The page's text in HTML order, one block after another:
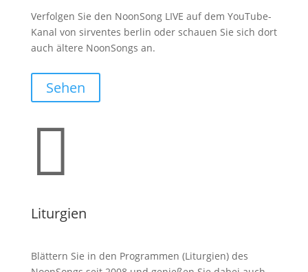
Verfolgen Sie den NoonSong LIVE auf dem YouTube-
Kanal von sirventes berlin oder schauen Sie sich dort
auch ältere NoonSongs an.
Sehen

Liturgien
Blättern Sie in den Programmen (Liturgien) des